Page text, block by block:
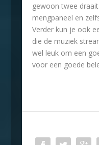
gewoon twee
mengpaneel en
Verder kun je ook
die de muziek
wel leuk om een
voor een goede